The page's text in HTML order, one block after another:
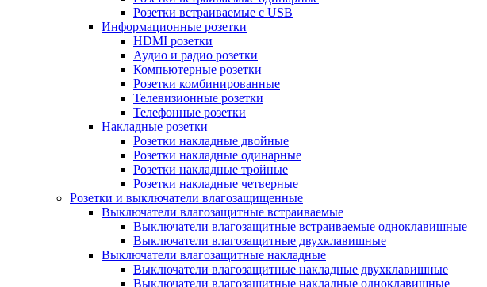
Розетки встраиваемые с USB
Информационные розетки
HDMI розетки
Аудио и радио розетки
Компьютерные розетки
Розетки комбинированные
Телевизионные розетки
Телефонные розетки
Накладные розетки
Розетки накладные двойные
Розетки накладные одинарные
Розетки накладные тройные
Розетки накладные четверные
Розетки и выключатели влагозащищенные
Выключатели влагозащитные встраиваемые
Выключатели влагозащитные встраиваемые одноклавишные
Выключатели влагозащитные двухклавишные
Выключатели влагозащитные накладные
Выключатели влагозащитные накладные двухклавишные
Выключатели влагозащитные накладные одноклавишные